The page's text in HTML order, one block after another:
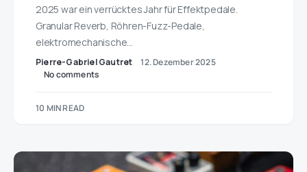
2025 war ein verrücktes Jahr für Effektpedale.
Granular Reverb, Röhren-Fuzz-Pedale,
elektromechanische…
Pierre-Gabriel Gautret
12. Dezember 2025
No comments
10 MIN READ